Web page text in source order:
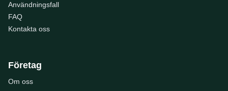
Användningsfall
FAQ
Kontakta oss
Företag
Om oss